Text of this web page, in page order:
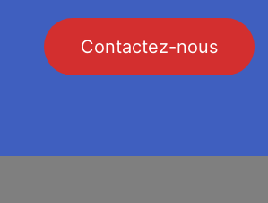
Contactez-nous